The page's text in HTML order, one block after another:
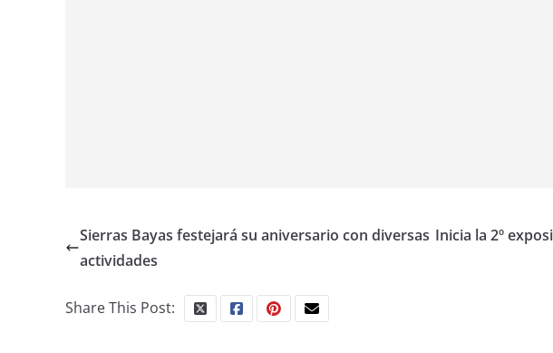
Sierras Bayas festejará su aniversario con diversas
actividades
Inicia la 2º
Share This Post: